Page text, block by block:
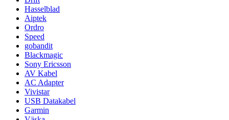
Hasselblad
Aiptek
Ordro
Speed
gobandit
Blackmagic
Sony Ericsson
AV Kabel
AC Adapter
Vivistar
USB Datakabel
Garmin